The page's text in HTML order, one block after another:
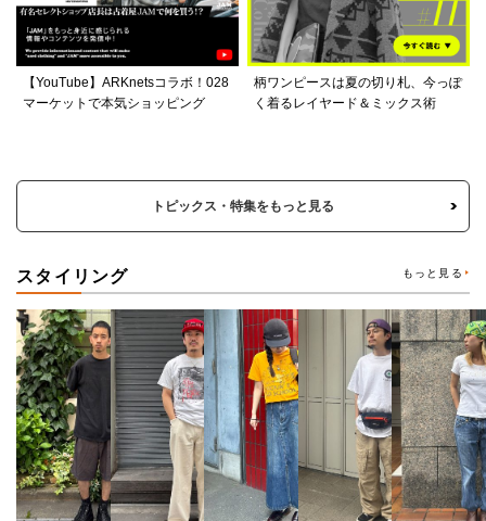
【YouTube】ARKnetsコラボ！028
マーケットで本気ショッピング
柄ワンピースは夏の切り札、今っぽ
く着るレイヤード＆ミックス術
トピックス・特集をもっと見る
スタイリング もっと見る